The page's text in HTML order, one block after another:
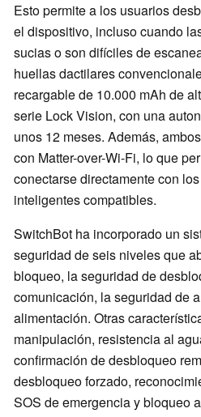
Esto permite a los usuarios
el dispositivo, incluso cuando
sucias o son difíciles de
huellas dactilares
recargable de 10.000 mAh de
serie Lock Vision, con una
unos 12 meses. Además,
con Matter-over-Wi-Fi, lo que
conectarse directamente con
inteligentes compatibles.
SwitchBot ha incorporado un
seguridad de seis niveles que
bloqueo, la seguridad de
comunicación, la seguridad de
alimentación. Otras
manipulación, resistencia al
confirmación de desbloqueo
desbloqueo forzado,
SOS de emergencia y bloqueo